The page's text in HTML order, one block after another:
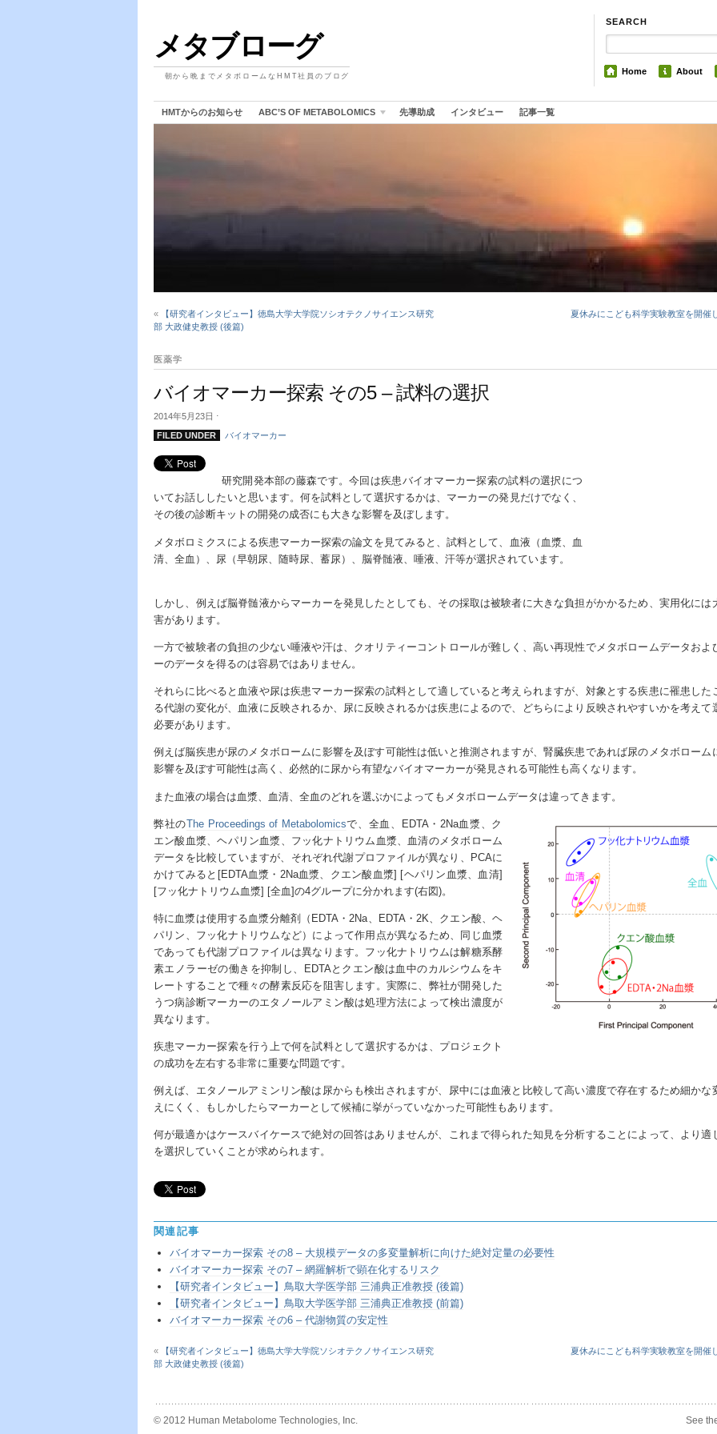
メタブローグ
朝から晩までメタボロームなHMT社員のブログ
SEARCH
Home About
HMTからのお知らせ ABC’S OF METABOLOMICS 先導助成 インタビュー 記事一覧
«
【研究者インタビュー】徳島大学大学院ソシオテクノサイエンス研究
部 大政健史教授 (後篇)
夏休みにこども科学実験教室を開催
医薬学
バイオマーカー探索 その5 – 試料の選択
2014年5月23日 ⋅
FILED UNDER
バイオマーカー
研究開発本部の藤森です。今回は疾患バイオマーカー探索の試料の選択につ
いてお話ししたいと思います。何を試料として選択するかは、マーカーの発見だけでなく、
その後の診断キットの開発の成否にも大きな影響を及ぼします。
メタボロミクスによる疾患マーカー探索の論文を見てみると、試料として、血液（血漿、血
清、全血）、尿（早朝尿、随時尿、蓄尿）、脳脊髄液、唾液、汗等が選択されています。
しかし、例えば脳脊髄液からマーカーを発見したとしても、その採取は被験者に大きな負担がかかるため、実用化には
害があります。
一方で被験者の負担の少ない唾液や汗は、クオリティーコントロールが難しく、高い再現性でメタボロームデータおよ
ーのデータを得るのは容易ではありません。
それらに比べると血液や尿は疾患マーカー探索の試料として適していると考えられますが、対象とする疾患に罹患した
る代謝の変化が、血液に反映されるか、尿に反映されるかは疾患によるので、どちらにより反映されやすいかを考えて
必要があります。
例えば脳疾患が尿のメタボロームに影響を及ぼす可能性は低いと推測されますが、腎臓疾患であれば尿のメタボローム
影響を及ぼす可能性は高く、必然的に尿から有望なバイオマーカーが発見される可能性も高くなります。
また血液の場合は血漿、血清、全血のどれを選ぶかによってもメタボロームデータは違ってきます。
弊社のThe Proceedings of Metabolomicsで、全血、EDTA・2Na血漿、ク
エン酸血漿、ヘパリン血漿、フッ化ナトリウム血漿、血清のメタボローム
データを比較していますが、それぞれ代謝プロファイルが異なり、PCAに
かけてみると[EDTA血漿・2Na血漿、クエン酸血漿] [ヘパリン血漿、血清]
[フッ化ナトリウム血漿] [全血]の4グループに分かれます(右図)。
特に血漿は使用する血漿分離剤（EDTA・2Na、EDTA・2K、クエン酸、ヘ
パリン、フッ化ナトリウムなど）によって作用点が異なるため、同じ血漿
であっても代謝プロファイルは異なります。フッ化ナトリウムは解糖系酵
素エノラーゼの働きを抑制し、EDTAとクエン酸は血中のカルシウムをキ
レートすることで種々の酵素反応を阻害します。実際に、弊社が開発した
うつ病診断マーカーのエタノールアミン酸は処理方法によって検出濃度が
異なります。
疾患マーカー探索を行う上で何を試料として選択するかは、プロジェクト
の成功を左右する非常に重要な問題です。
例えば、エタノールアミンリン酸は尿からも検出されますが、尿中には血液と比較して高い濃度で存在するため細かな
えにくく、もしかしたらマーカーとして候補に挙がっていなかった可能性もあります。
何が最適かはケースバイケースで絶対の回答はありませんが、これまで得られた知見を分析することによって、より適
を選択していくことが求められます。
関連記事
バイオマーカー探索 その8 – 大規模データの多変量解析に向けた絶対定量の必要性
バイオマーカー探索 その7 – 網羅解析で顕在化するリスク
【研究者インタビュー】鳥取大学医学部 三浦典正准教授 (後篇)
【研究者インタビュー】鳥取大学医学部 三浦典正准教授 (前篇)
バイオマーカー探索 その6 – 代謝物質の安定性
«
【研究者インタビュー】徳島大学大学院ソシオテクノサイエンス研究
部 大政健史教授 (後篇)
夏休みにこども科学実験教室を開催
© 2012 Human Metabolome Technologies, Inc. See